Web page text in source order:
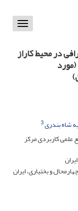
Toggle
در محیط کاراز
شاه بندری3
کاربردی مرکز
و بختیاری، ایران